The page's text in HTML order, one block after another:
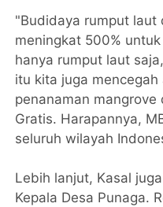
"Budidaya rumput laut
meningkat 500%
hanya rumput laut
itu kita juga
penanaman mangrove
Gratis. Harapannya,
seluruh wilayah
Lebih lanjut, Kasal
Kepala Desa Punaga.